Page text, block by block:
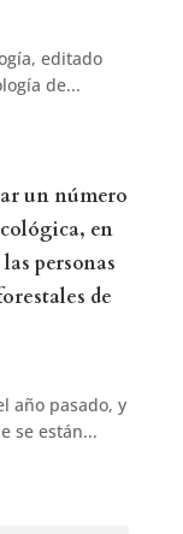
editado
de...
un número
en
personas
de
año pasado, y
se están...